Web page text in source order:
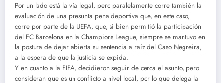
Por un lado está la vía legal, pero paralelamente corre también la
evaluación de una presunta pena deportiva que, en este caso,
corre por parte de la UEFA, que, si bien permitió la participación
del FC Barcelona en la Champions League, siempre se mantuvo en
la postura de dejar abierta su sentencia a raíz del Caso Negreira,
a la espera de que la justicia se expida.
Y en cuanto a la FIFA, decidieron seguir de cerca el asunto, pero
consideran que es un conflicto a nivel local, por lo que delega la